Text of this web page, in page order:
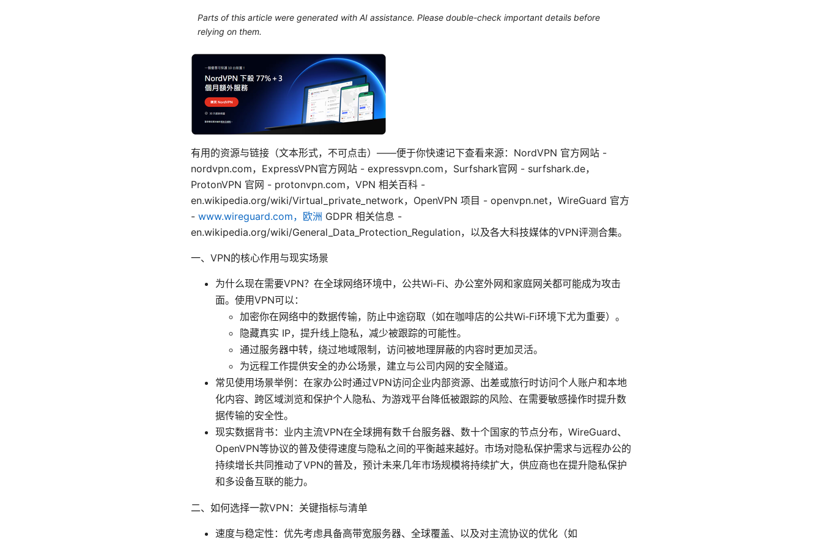
Parts of this article were generated with AI assistance. Please double-check important details before
relying on them.
有用的资源与链接（文本形式，不可点击）——便于你快速记下查看来源：NordVPN 官方网站 -
nordvpn.com，ExpressVPN官方网站 - expressvpn.com，Surfshark官网 - surfshark.de，
ProtonVPN 官网 - protonvpn.com，VPN 相关百科 -
en.wikipedia.org/wiki/Virtual_private_network，OpenVPN 项目 - openvpn.net，WireGuard 官方
- www.wireguard.com，欧洲 GDPR 相关信息 -
en.wikipedia.org/wiki/General_Data_Protection_Regulation，以及各大科技媒体的VPN评测合集。
一、VPN的核心作用与现实场景
为什么现在需要VPN？在全球网络环境中，公共Wi‑Fi、办公室外网和家庭网关都可能成为攻击
面。使用VPN可以：
加密你在网络中的数据传输，防止中途窃取（如在咖啡店的公共Wi‑Fi环境下尤为重要）。
隐藏真实 IP，提升线上隐私，减少被跟踪的可能性。
通过服务器中转，绕过地域限制，访问被地理屏蔽的内容时更加灵活。
为远程工作提供安全的办公场景，建立与公司内网的安全隧道。
常见使用场景举例：在家办公时通过VPN访问企业内部资源、出差或旅行时访问个人账户和本地
化内容、跨区域浏览和保护个人隐私、为游戏平台降低被跟踪的风险、在需要敏感操作时提升数
据传输的安全性。
现实数据背书：业内主流VPN在全球拥有数千台服务器、数十个国家的节点分布，WireGuard、
OpenVPN等协议的普及使得速度与隐私之间的平衡越来越好。市场对隐私保护需求与远程办公的
持续增长共同推动了VPN的普及，预计未来几年市场规模将持续扩大，供应商也在提升隐私保护
和多设备互联的能力。
二、如何选择一款VPN：关键指标与清单
速度与稳定性：优先考虑具备高带宽服务器、全球覆盖、以及对主流协议的优化（如